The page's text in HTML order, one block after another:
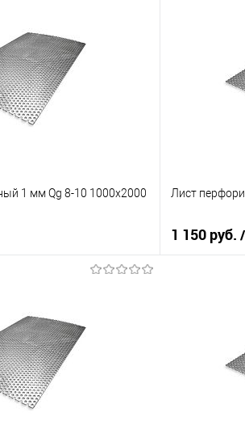
1 мм Qg 8-10 1000х2000
Сравнение
Под заказ
Лист
1 150 руб.
Купить в 1
В избранное